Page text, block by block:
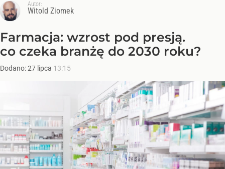
Autor:
Witold Ziomek
Farmacja: wzrost pod presją.
co czeka branżę do 2030 roku?
Dodano:27 lipca 13:15